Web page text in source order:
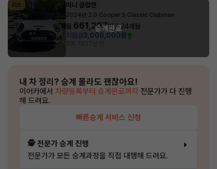
리스 미니 클럽맨
2024년· 2.0 Cooper S Classic Clubman
월 661,207원 X24개월
지원금3,000,000원
승계완료
내 차 정리? 승계 몰라도 괜찮아요!
이어카에서 차량등록부터 승계완료까지 전문가가 다 진행
해 드려요.
빠른승계 서비스 신청
🕵️ 전문가 승계 진행
전문가가 모든 승계과정을 직접 대행해 드려요.